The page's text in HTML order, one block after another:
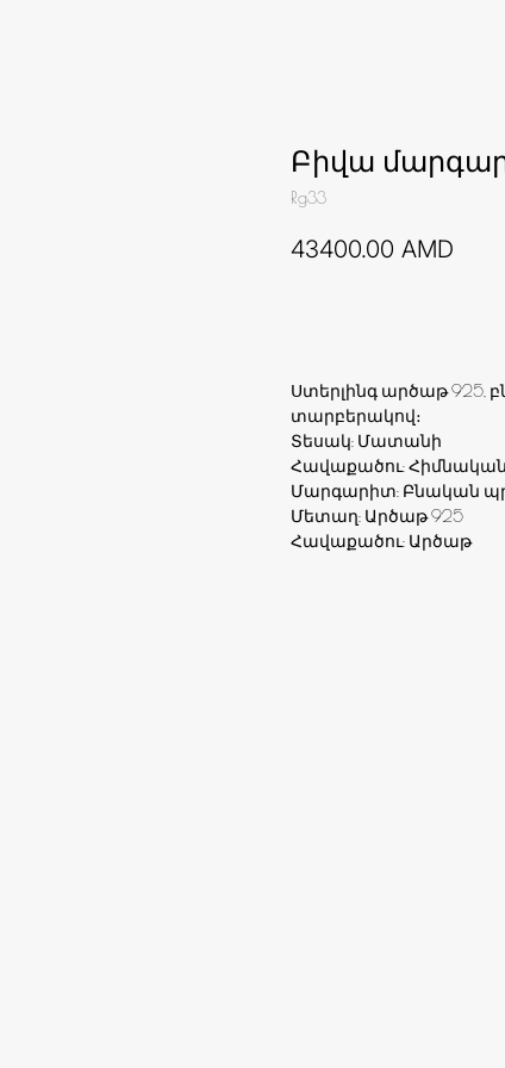
Բիվա
Rg33
43400.00 AMD
Ստերլինգ արծաթ 925,
տարբերակով։
Տեսակ: Մատանի
Հավաքածու: Հիմնական
Մարգարիտ: Բնական
Մետաղ: Արծաթ 925
Հավաքածու: Արծաթ